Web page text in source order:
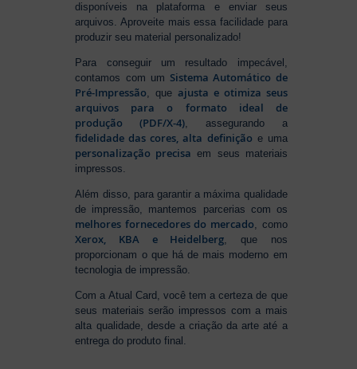
disponíveis na plataforma e enviar seus
arquivos. Aproveite mais essa facilidade para
produzir seu material personalizado!
Para conseguir um resultado impecável,
contamos com um Sistema Automático de
Pré-Impressão, queajusta e otimiza seus
arquivos para o formato ideal de
produção (PDF/X-4), assegurando a
fidelidade das cores, alta definição e uma
personalização precisa em seus materiais
impressos.
Além disso, para garantir a máxima qualidade
de impressão, mantemos parcerias com os
melhores fornecedores do mercado, como
Xerox, KBA e Heidelberg, que nos
proporcionam o que há de mais moderno em
tecnologia de impressão.
Com a Atual Card, você tem a certeza de que
seus materiais serão impressos com a mais
alta qualidade, desde a criação da arte até a
entrega do produto final.